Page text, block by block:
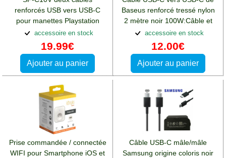
renforcés USB vers USB-C
pour manettes Playstation
PS5:Câble et connectivité
Blackberry Key2
accessoire en stock
19.99€
Ajouter au panier
Baseus renforcé tressé nylon
2 mètre noir 100W:Câble et
connectivité Blackberry Key2
accessoire en stock
12.00€
Ajouter au panier
Prise commandée / connectée
WIFI pour Smartphone iOS et
Câble USB-C mâle/mâle
Samsung origine coloris noir